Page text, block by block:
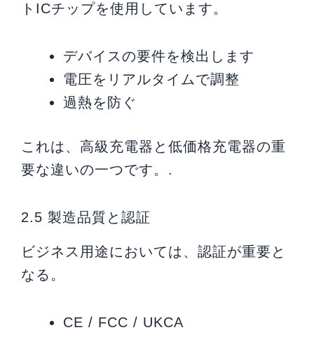
トICチップを使用しています。
デバイスの要件を検出します
電圧をリアルタイムで調整
過熱を防ぐ
これは、高級充電器と低価格充電器の重
要な違いの一つです。.
2.5 製造品質と認証
ビジネス用途においては、認証が重要と
なる。
CE / FCC / UKCA